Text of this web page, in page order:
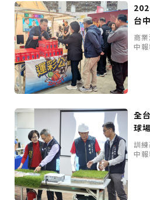
權路道路與人行步道
智慧科技解救護士的腿！中山
器人」月省醫護120公里步程
台北》污水廠變身都市綠洲！
盛大開放 智慧預約環教體驗
嘉義》搶攻端午親子商機！嘉
演」 邀學童化身小海盜、建築
阿里山精品咖啡香 成為端午
臺中甩「六都第一胖」稱號！
動 祭150萬獎金邀市民健康減重
跨界解密「健康一體」 科博館
化身探險工具自主解謎
活潑親切打破失智框架！日王
年，靠「第二大腦」獨自來台
國際保育盛事首移師亞洲
登場
綠營中投參選人合體 拋「中投
域治理成焦點
夜市變廟會！山邊媽、旱溪媽
甲 萬人爭躦轎底響徹夜空
MLB》鄧愷威6局飆6K完封小
「王建民建仔旋風」引爆世代
鐵觀音節政大登
臺德技職教育深層對話！德
造訪大安高工 體驗端午文化與
迎端午、抗酷暑！臺中盛夏水
開划
課堂搬到菜市場！北市13校「
尖兵用藝術「說」出千年風俗
20年淬鍊！貓空纜車運量突破
烏
下
潮
訓
中
運
錄
點
市
合
台
大
展
商
中
全
球
底
訓
中
三
造
岸
夕
休
合
科
引
動
市
合
運
羽
商
部
體
市
導 |
夢
與
奔
商
導 |
『
古
者
商
導 |
辦
市
導 |
美
費
企
急
市
導 |